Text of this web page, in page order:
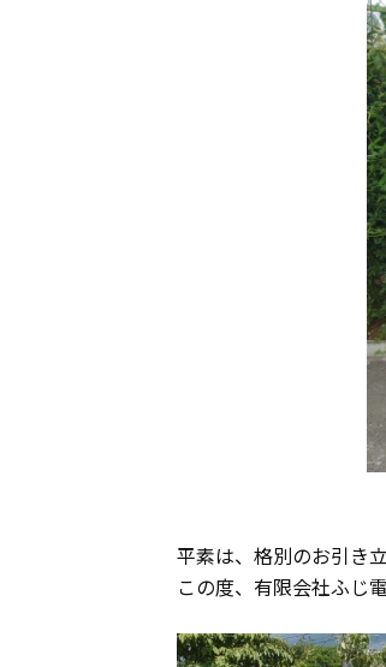
平素は、格別のお引き
この度、有限会社ふじ